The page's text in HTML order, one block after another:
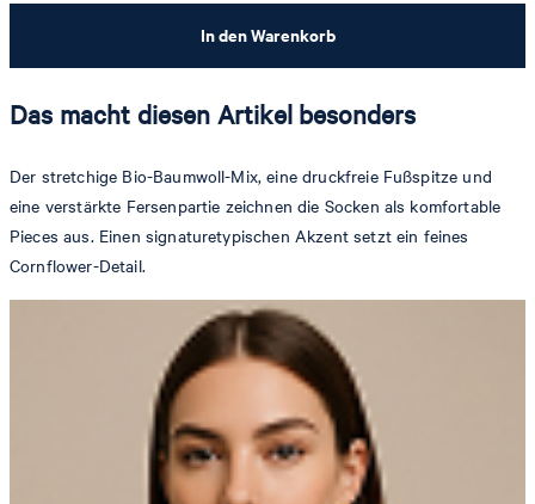
In den Warenkorb
Das macht diesen Artikel besonders
Der stretchige Bio-Baumwoll-Mix, eine druckfreie Fußspitze und
eine verstärkte Fersenpartie zeichnen die Socken als komfortable
Pieces aus. Einen signaturetypischen Akzent setzt ein feines
Cornflower-Detail.